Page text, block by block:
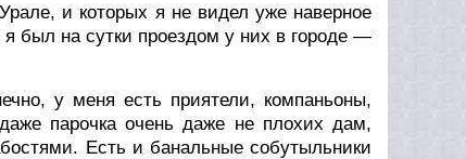
и которых я не видел уже наверное
был на сутки проездом у них в городе —
у меня есть приятели, компаньоны,
парочка очень даже не плохих дам,
Есть и банальные собутыльники